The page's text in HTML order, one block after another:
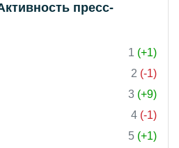
пресс-
1 (+1)
2 (-1)
3 (+9)
4 (-1)
5 (+1)